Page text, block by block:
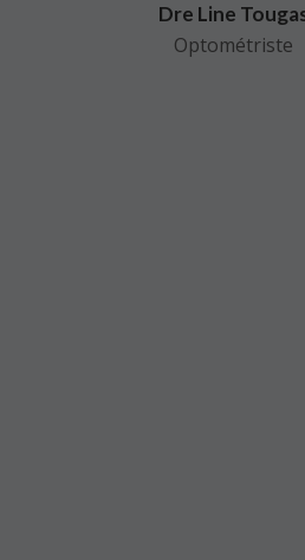
Dre Line
Optométriste